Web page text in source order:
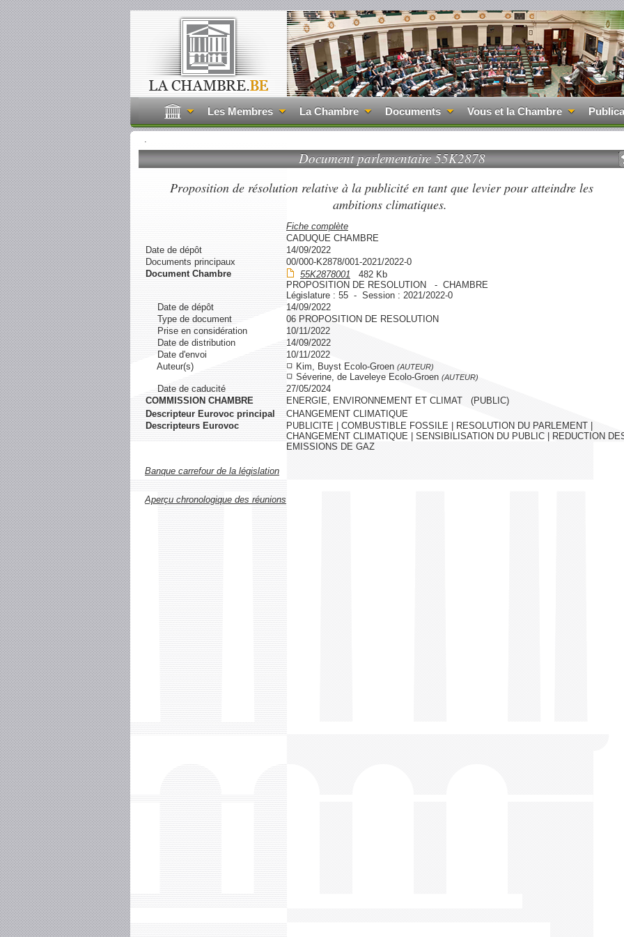
Les Membres La Chambre Documents Vous et la Chambre
.
Document parlementaire 55K2878
Proposition de résolution relative à la publicité en tant que levier pour atteindre les
ambitions climatiques.
Fiche complète
CADUQUE CHAMBRE
Date de dépôt
14/09/2022
Documents principaux
00/000-K2878/001-2021/2022-0
Document Chambre
55K2878001 482 Kb
PROPOSITION DE RESOLUTION - CHAMBRE
Législature : 55 - Session : 2021/2022-0
Date de dépôt
14/09/2022
Type de document
06 PROPOSITION DE RESOLUTION
Prise en considération
10/11/2022
Date de distribution
14/09/2022
Date d'envoi
10/11/2022
Auteur(s)
Kim, Buyst Ecolo-Groen (AUTEUR)
Séverine, de Laveleye Ecolo-Groen (AUTEUR)
Date de caducité
27/05/2024
COMMISSION CHAMBRE
ENERGIE, ENVIRONNEMENT ET CLIMAT (PUBLIC)
Descripteur Eurovoc principal
CHANGEMENT CLIMATIQUE
Descripteurs Eurovoc
PUBLICITE | COMBUSTIBLE FOSSILE | RESOLUTION DU PARLEMENT |
CHANGEMENT CLIMATIQUE | SENSIBILISATION DU PUBLIC | REDUCTION
EMISSIONS DE GAZ
Banque carrefour de la législation
Aperçu chronologique des réunions